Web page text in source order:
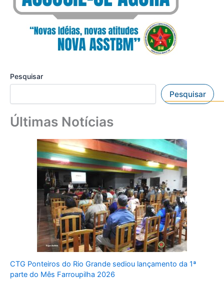
Pesquisar
Pesquisar
Últimas Notícias
CTG Ponteiros do Rio Grande sediou lançamento da 1ª
parte do Mês Farroupilha 2026